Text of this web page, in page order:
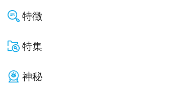
特徴
特集
神秘